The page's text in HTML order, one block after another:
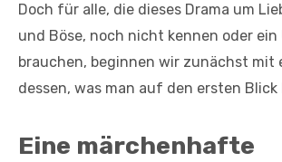
Doch für alle, die dieses Drama um
und Böse, noch nicht kennen oder ein
brauchen, beginnen wir zunächst mit
dessen, was man auf den ersten Blick
Eine märchenhafte